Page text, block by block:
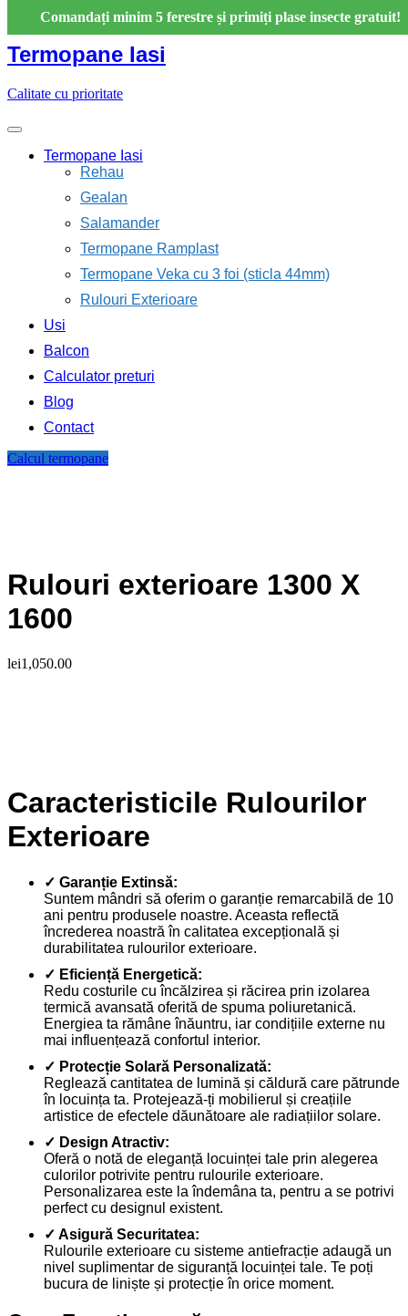
Comandați minim 5 ferestre și primiți plase insecte gratuit!
content
Termopane Iasi
Calitate cu prioritate
Termopane Iasi
Rehau
Gealan
Salamander
Termopane Ramplast
Termopane Veka cu 3 foi (sticla 44mm)
Rulouri Exterioare
Usi
Balcon
Calculator preturi
Blog
Contact
Calcul termopane
Rulouri exterioare 1300 X
1600
lei1,050.00
Caracteristicile Rulourilor
Exterioare
✓ Garanție Extinsă:
Suntem mândri să oferim o garanție remarcabilă de 10
ani pentru produsele noastre. Aceasta reflectă
încrederea noastră în calitatea excepțională și
durabilitatea rulourilor exterioare.
✓ Eficiență Energetică:
Redu costurile cu încălzirea și răcirea prin izolarea
termică avansată oferită de spuma poliuretanică.
Energiea ta rămâne înăuntru, iar condițiile externe nu
mai influențează confortul interior.
✓ Protecție Solară Personalizată:
Reglează cantitatea de lumină și căldură care pătrunde
în locuința ta. Protejează-ți mobilierul și creațiile
artistice de efectele dăunătoare ale radiațiilor solare.
✓ Design Atractiv:
Oferă o notă de eleganță locuinței tale prin alegerea
culorilor potrivite pentru rulourile exterioare.
Personalizarea este la îndemâna ta, pentru a se potrivi
perfect cu designul existent.
✓ Asigură Securitatea:
Rulourile exterioare cu sisteme antiefracție adaugă un
nivel suplimentar de siguranță locuinței tale. Te poți
bucura de liniște și protecție în orice moment.